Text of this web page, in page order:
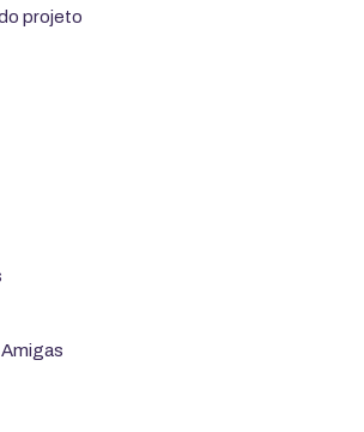
projeto